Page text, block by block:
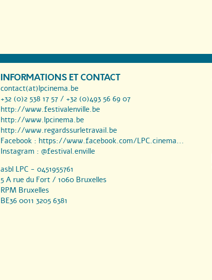
INFORMATIONS ET CONTACT
contact(at)lpcinema.be
+32 (0)2 538 17 57 / +32 (0)493 56 69 07
http://www.festivalenville.be
http://www.lpcinema.be
http://www.regardssurletravail.be
Facebook : https://www.facebook.com/LPC.cinema...
Instagram : @festival.enville
asbl LPC - 0451955761
5 A rue du Fort / 1060 Bruxelles
RPM Bruxelles
BE36 0011 3205 6381